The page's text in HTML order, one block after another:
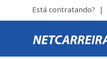
Está contratando? |